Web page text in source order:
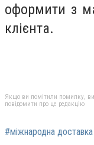
оформити з
клієнта.
Якщо ви помітили помилку,
повідомити про це редакцію
#міжнародна